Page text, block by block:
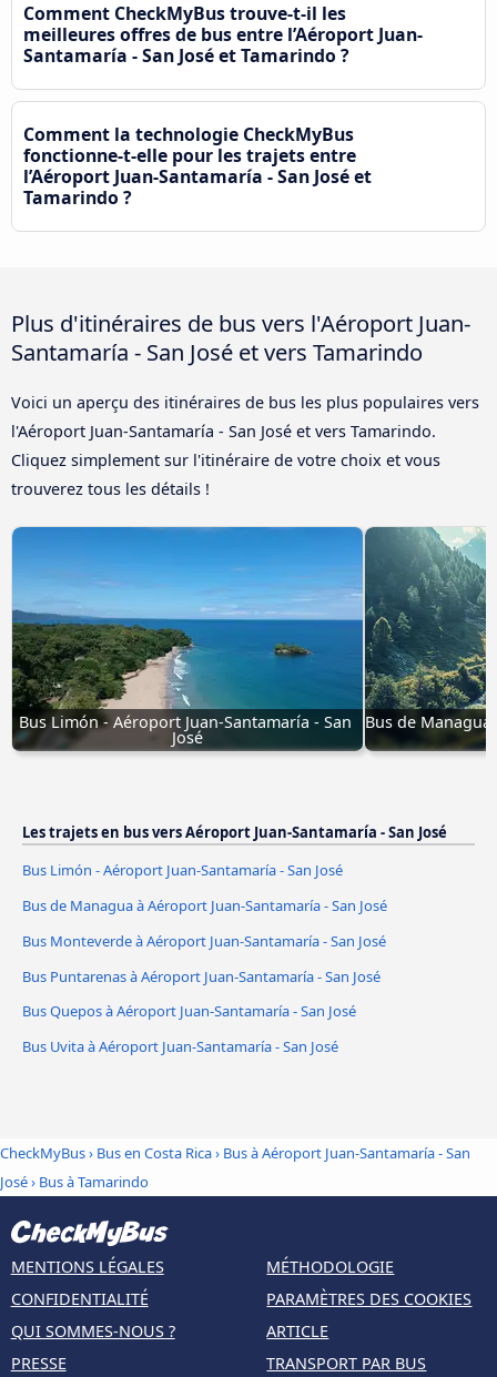
Comment CheckMyBus trouve-t-il les
meilleures offres de bus entre l’Aéroport Juan-
Santamaría - San José et Tamarindo ?
Comment la technologie CheckMyBus
fonctionne-t-elle pour les trajets entre
l’Aéroport Juan-Santamaría - San José et
Tamarindo ?
Plus d'itinéraires de bus vers l'Aéroport Juan-
Santamaría - San José et vers Tamarindo
Voici un aperçu des itinéraires de bus les plus populaires vers
l'Aéroport Juan-Santamaría - San José et vers Tamarindo.
Cliquez simplement sur l'itinéraire de votre choix et vous
trouverez tous les détails !
Bus Limón - Aéroport Juan-Santamaría - San
José
Bus de
Les trajets en bus vers Aéroport Juan-Santamaría - San José
Bus Limón - Aéroport Juan-Santamaría - San José
Bus de Managua à Aéroport Juan-Santamaría - San José
Bus Monteverde à Aéroport Juan-Santamaría - San José
Bus Puntarenas à Aéroport Juan-Santamaría - San José
Bus Quepos à Aéroport Juan-Santamaría - San José
Bus Uvita à Aéroport Juan-Santamaría - San José
CheckMyBus› Bus en Costa Rica› Bus à Aéroport Juan-Santamaría - San
José› Bus à Tamarindo
MENTIONS LÉGALES
CONFIDENTIALITÉ
QUI SOMMES-NOUS ?
PRESSE
MÉTHODOLOGIE
PARAMÈTRES DES COOKIES
ARTICLE
TRANSPORT PAR BUS